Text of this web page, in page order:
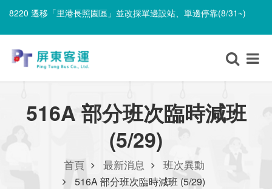
8220 遷移「里港長照園區」並改採單邊設站、單邊停靠(8/31~)
8220 遷移「里港長照園區」並改採單邊設站、單邊停靠(8/31~)
516A 部分班次臨時減班
(5/29)
首頁 最新消息 班次異動
516A 部分班次臨時減班 (5/29)